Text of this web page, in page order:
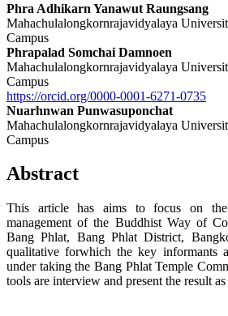
Phra Adhikarn Yanawut Raungsang
Mahachulalongkornrajavidyalaya
Campus
Phrapalad Somchai Damnoen
Mahachulalongkornrajavidyalaya
Campus
https://orcid.org/0000-0001-6271-0735
Nuarhnwan Punwasuponchat
Mahachulalongkornrajavidyalaya
Campus
Abstract
This article has aims to focus on the
management of the Buddhist Way of
Bang Phlat, Bang Phlat District,
qualitative forwhich the key informants
under taking the Bang Phlat Temple
tools are interview and present the result